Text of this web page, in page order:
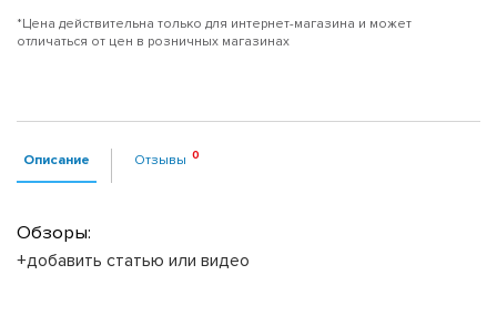
*Цена действительна только для интернет-магазина и может
отличаться от цен в розничных магазинах
Описание Отзывы
Обзоры:
+добавить статью или видео